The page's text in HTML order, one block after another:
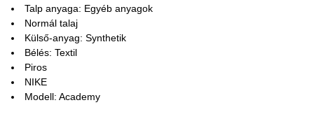
Talp anyaga: Egyéb anyagok
Normál talaj
Külső-anyag: Synthetik
Bélés: Textil
Piros
NIKE
Modell: Academy